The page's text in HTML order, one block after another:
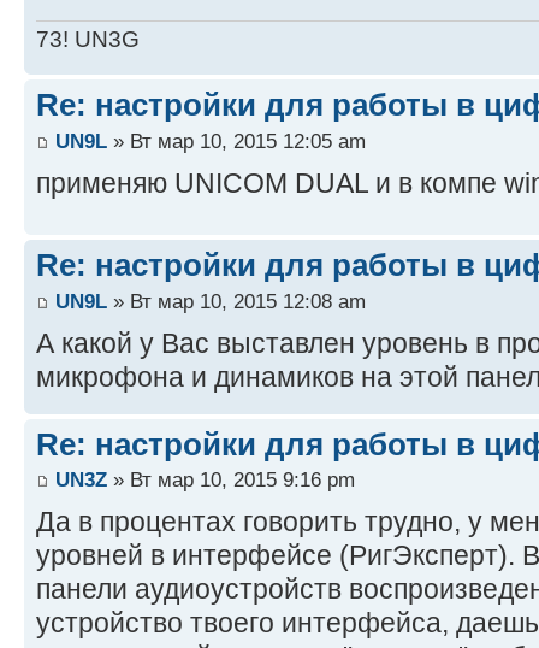
73! UN3G
Re: настройки для работы в
UN9L » Вт мар 10, 2015 12:05 am
применяю UNICOM DUAL и в компе
Re: настройки для работы в
UN9L » Вт мар 10, 2015 12:08 am
А какой у Вас выставлен уровень в
микрофона и динамиков на этой
Re: настройки для работы в
UN3Z » Вт мар 10, 2015 9:16 pm
Да в процентах говорить трудно, у
уровней в интерфейсе (РигЭксперт).
панели аудиоустройств
устройство твоего интерфейса,